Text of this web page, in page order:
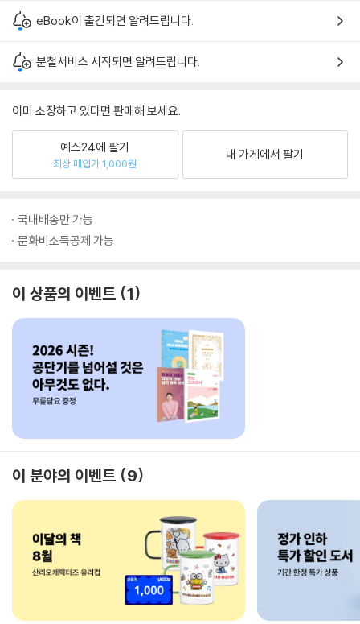
eBook이 출간되면 알려드립니다.
분철서비스 시작되면 알려드립니다.
이미 소장하고 있다면 판매해 보세요.
예스24에 팔기
최상 매입가 1,000원
내 가게에서 팔기
국내배송만 가능
문화비소득공제 가능
이 상품의 이벤트 1
이 분야의 이벤트 9